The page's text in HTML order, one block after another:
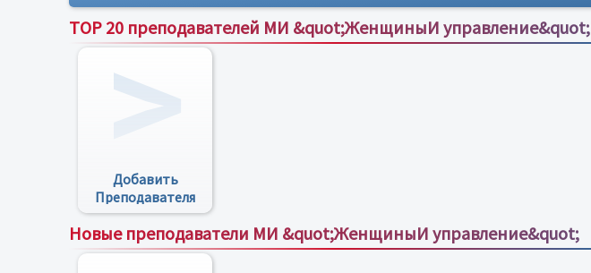
TOP 20 преподавателей МИ &quot;ЖенщиныИ управление&quot;
Добавить
Преподавателя
Новые преподаватели МИ &quot;ЖенщиныИ управление&quot;